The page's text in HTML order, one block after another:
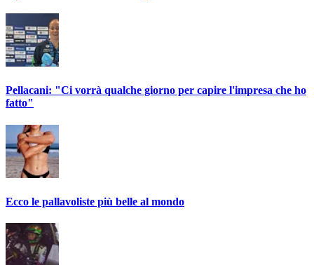
Pellacani: "Ci vorrà qualche giorno per capire l'impresa che ho
fatto"
Ecco le pallavoliste più belle al mondo